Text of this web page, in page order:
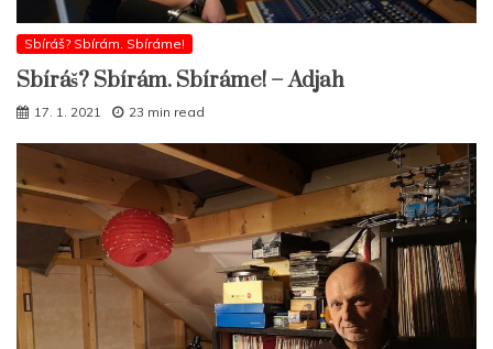
Sbíráš? Sbírám. Sbíráme!
Sbíráš? Sbírám. Sbíráme! – Adjah
17. 1. 2021 23 min read